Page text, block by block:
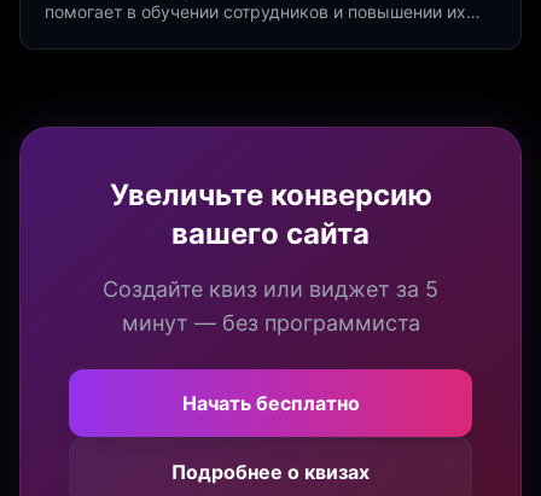
помогает в обучении сотрудников и повышении их
Увеличьте конверсию
вашего сайта
Создайте квиз или виджет за 5
минут — без программиста
Начать бесплатно
Подробнее о квизах